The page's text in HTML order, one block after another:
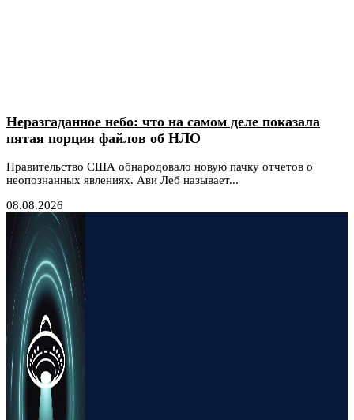
Неразгаданное небо: что на самом деле показала
пятая порция файлов об НЛО
Правительство США обнародовало новую пачку отчетов о
неопознанных явлениях. Ави Леб называет...
08.08.2026